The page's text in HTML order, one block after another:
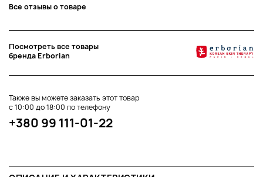
Все отзывы о товаре
Посмотреть все товары
бренда Erborian
Также вы можете заказать этот товар
с 10:00 до 18:00 по телефону
+380 99 111-01-22